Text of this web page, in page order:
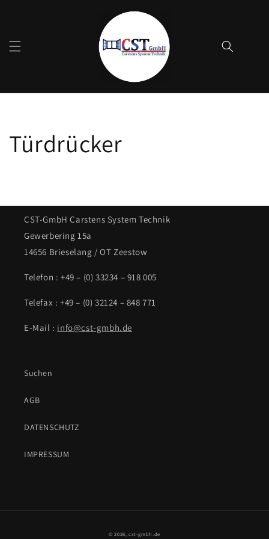
Türdrücker
CST-GmbH Carstens System Technik
Gewerbering 15a
14656 Brieselang / OT Zeestow
Telefon : +49 – (0) 33234 – 918 005
Telefax : +49 – (0) 32124 – 848 771
E-Mail : info@cst-gmbh.de
Suchen
AGB
DATENSCHUTZ
IMPRESSUM
© 2026,cst-gmbh.de